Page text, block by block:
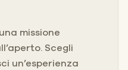
missione
Scegli
un’esperienza